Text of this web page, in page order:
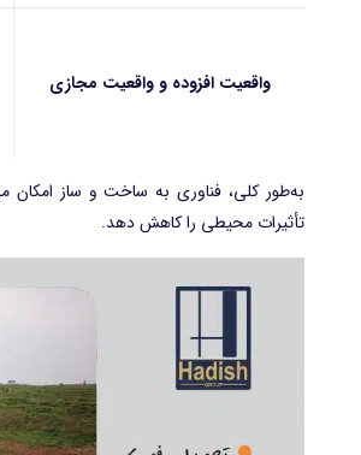
واقعیت افزوده و واقعیت مجازی
به‌طور کلی، فناوری به ساخت و ساز امکان
تأثیرات محیطی را کاهش دهد.